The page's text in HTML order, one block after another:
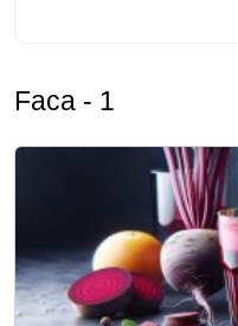
Faca - 1